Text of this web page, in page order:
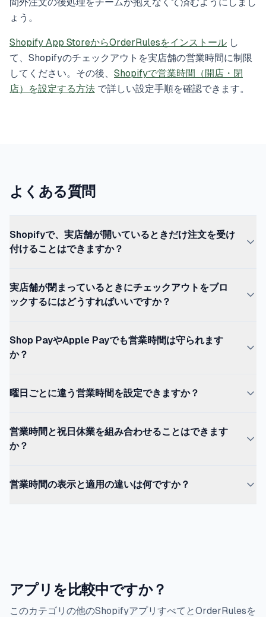
ょう。
Shopify App StoreからOrderRulesをインストール し
て、Shopifyのチェックアウトを実店舗の営業時間に制限
してください。その後、 Shopifyで営業時間（開店・閉
店）を設定する方法 で詳しい設定手順を確認できます。
よくある質問
Shopifyで、実店舗が開いているときだけ注文を受け
付けることはできますか？
Shopifyは初期状態で常時稼働しているため、営業時間外
のチェックアウトを止めるにはOrderRulesのようなサー
実店舗が閉まっているときにチェックアウトをブロ
ックするにはどうすればいいですか？
ェックアウト時に適用します。顧客は商品を閲覧できます
が、店舗が閉まっている間は支払いを完了できません。
Shop PayやApple Payでも営業時間は守られます
か？
適用されていれば、Shop Pay、Apple Pay、Google
曜日ごとに違う営業時間を設定できますか？
どを設定できます。
営業時間と祝日休業を組み合わせることはできます
か？
て、祝日休業や特別イベント休業、臨時メンテナンス休業
営業時間の表示と適用の違いは何ですか？
アプリを比較中ですか？
このカテゴリの他のShopifyアプリすべてとOrderRulesを